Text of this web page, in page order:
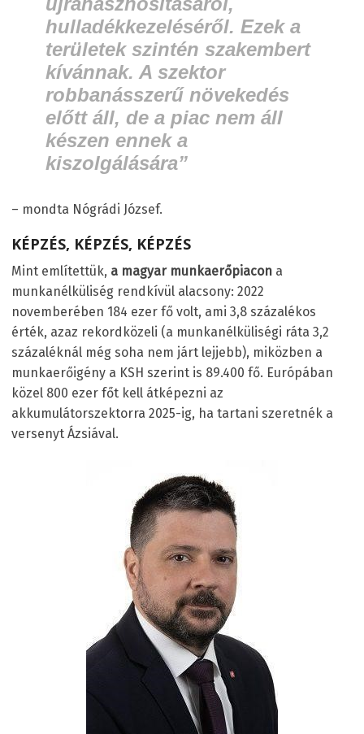
hulladékkezeléséről. Ezek a
területek szintén szakembert
kívánnak. A szektor
robbanásszerű növekedés
előtt áll, de a piac nem áll
készen ennek a
kiszolgálására”
– mondta Nógrádi József.
KÉPZÉS, KÉPZÉS, KÉPZÉS
Mint említettük, a magyar munkaerőpiacon a
munkanélküliség rendkívül alacsony: 2022
novemberében 184 ezer fő volt, ami 3,8 százalékos
érték, azaz rekordközeli (a munkanélküliségi ráta 3,2
százaléknál még soha nem járt lejjebb), miközben a
munkaerőigény a KSH szerint is 89.400 fő. Európában
közel 800 ezer főt kell átképezni az
akkumulátorszektorra 2025-ig, ha tartani szeretnék a
versenyt Ázsiával.